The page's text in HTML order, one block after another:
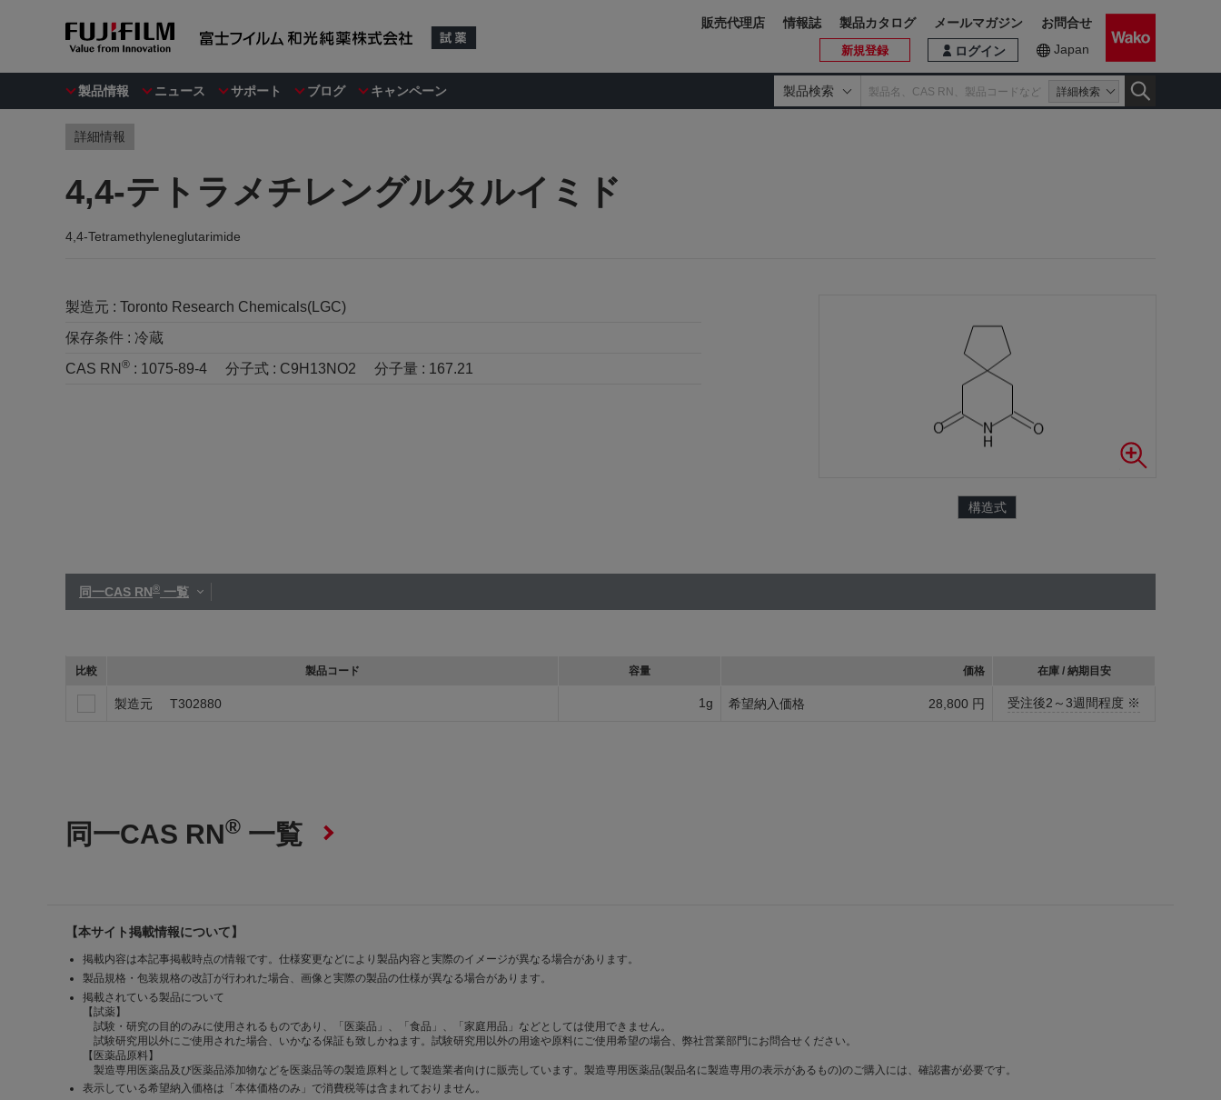
製品情報 ニュース サポート ブログ キャンペーン 製品検索 詳細検索
ログイン
新規登録 Japan
販売代理店 情報誌 製品カタログ メールマガジン お問合せ
詳細情報
4,4-テトラメチレングルタルイミド
4,4-Tetramethyleneglutarimide
製造元 : Toronto Research Chemicals(LGC)
保存条件 : 冷蔵
CAS RN ® : 1075-89-4 分子式 : C9H13NO2 分子量 : 167.21
構造式
同一CAS RN® 一覧
比較 製品コード 容量 価格 在庫 / 納期目安
製造元 T302880 1g 希望納入価格 28,800 円 受注後2～3週間程度 ※
同一CAS RN® 一覧
【本サイト掲載情報について】
掲載内容は本記事掲載時点の情報です。仕様変更などにより製品内容と実際のイメージが異なる場合があります。
製品規格・包装規格の改訂が行われた場合、画像と実際の製品の仕様が異なる場合があります。
掲載されている製品について
【試薬】
試験・研究の目的のみに使用されるものであり、「医薬品」、「食品」、「家庭用品」などとしては使用できません。
試験研究用以外にご使用された場合、いかなる保証も致しかねます。試験研究用以外の用途や原料にご使用希望の場合、弊社営業部門にお問合せください。
【医薬品原料】
製造専用医薬品及び医薬品添加物などを医薬品等の製造原料として製造業者向けに販売しています。製造専用医薬品(製品名に製造専用の表示があるもの)のご購入には、確認書が必要です。
表示している希望納入価格は「本体価格のみ」で消費税等は含まれておりません。